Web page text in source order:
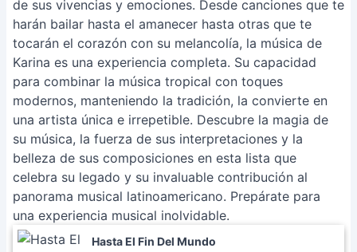
de sus vivencias y emociones. Desde canciones que te
harán bailar hasta el amanecer hasta otras que te
tocarán el corazón con su melancolía, la música de
Karina es una experiencia completa. Su capacidad
para combinar la música tropical con toques
modernos, manteniendo la tradición, la convierte en
una artista única e irrepetible. Descubre la magia de
su música, la fuerza de sus interpretaciones y la
belleza de sus composiciones en esta lista que
celebra su legado y su invaluable contribución al
panorama musical latinoamericano. Prepárate para
una experiencia musical inolvidable.
Hasta El Fin Del Mundo